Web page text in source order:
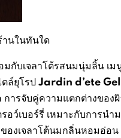
านในทันใด
มกับเจลาโต้รสนมนุ่มลิ้น เม
ล์ยุโรปJardin d’ete
การจับคู่ความแตกต่างของ
ว์เบอร์รี่ เหมาะกับการนำ
องเจลาโต้นมกลิ่นหอมอ่อน